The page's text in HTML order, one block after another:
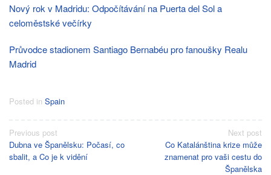
Nový rok v Madridu: Odpočítávání na Puerta del Sol a
celoměstské večírky
Průvodce stadionem Santiago Bernabéu pro fanoušky Realu
Madrid
Posted in Spain
Post
navigation
Previous post
Dubna ve Španělsku: Počasí, co
sbalit, a Co je k vidění
Next post
Co Katalánština krize může
znamenat pro vaši cestu do
Španělska